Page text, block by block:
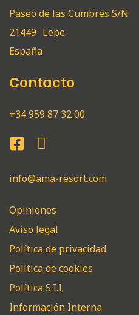
Paseo de las Cumbres S/N
21449 Lepe
España
Contacto
+34 959 87 32 00
info@ama-resort.com
Opiniones
Aviso legal
Política de privacidad
Política de cookies
Política S.I.I.
Información Interna